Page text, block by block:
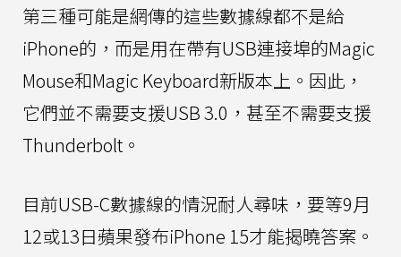
第三種可能是網傳的這些數據線都不是給
iPhone的，而是用在帶有USB連接埠的Magic
Mouse和Magic Keyboard新版本上。因此，
它們並不需要支援USB 3.0，甚至不需要支援
Thunderbolt。
目前USB-C數據線的情況耐人尋味，要等9月
12或13日蘋果發布iPhone 15才能揭曉答案。